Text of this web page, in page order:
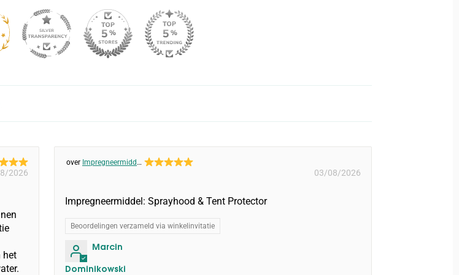
2026
het
Impregneermiddel:
03/08/2026
Marcin
Dominikowski
Impregneermiddel: Sprayhood & Tent Protector
Beoordelingen verzameld via winkelinvitatie